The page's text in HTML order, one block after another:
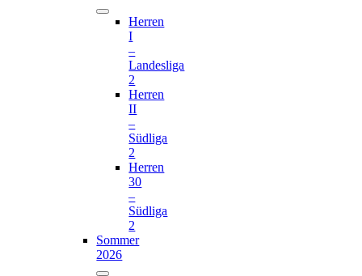
Herren
I
–
Landesliga
2
Herren
II
–
Südliga
2
Herren
30
–
Südliga
2
Sommer
2026